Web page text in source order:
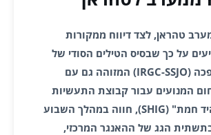
טהראן, לצד דיווח ממקורות
על כך שבסיס הטילים הסודי של
משמרות המהפכה (IRGC-SSJO) המזוהה גם עם
המנועים עבור קבוצת התעשיות
האוויריות "שהיד חמת" (SHIG), חווה במהלך השבוע
הגג של ההאנגר המרכזי,